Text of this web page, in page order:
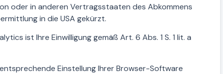
oder in anderen Vertragsstaaten des Abkommens
in die USA gekürzt.
ist Ihre Einwilligung gemäß Art. 6 Abs. 1 S. 1 lit. a
Einstellung Ihrer Browser-Software